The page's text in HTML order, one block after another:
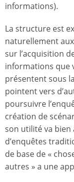
informations).
La structure est
naturellement
sur l’acquisition
informations que
présentent sous
pointent vers
poursuivre
création de
son utilité va bien
d’enquêtes
de base de «
autres » a une